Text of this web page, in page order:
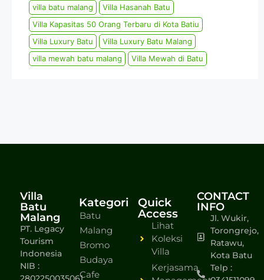
villa batu malang
Villa Hasanah Batu
Villa Kapasitas 50 Orang Terbaru di Kota Batiu
Villa Luxury Batu
Villa Luxury Batu Malang
villa mewah batu malang
Villa Mewah di Batu
Villa
Batu
Malang
PT. Legacy
Tourism
Indonesia
NIB :
Kategori
Batu
Malang
Bromo
Budaya
Cafe
Quick
Access
Lihat
Koleksi
Villa
Kerjasama
CONTACT
INFO
Jl. Wukir,
Torongrejo,
Ratawu,
Kota Batu
Telp :